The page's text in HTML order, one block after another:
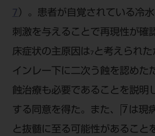
7 ）。患者が自覚されている冷水
刺激を与えることで再現性が確
床症状の主原因は₇と考えられた
インレー下に二次う蝕を認めた
蝕治療も必要であることを説明
する同意を得た。また、
7 は現
と抜髄に至る可能性があること